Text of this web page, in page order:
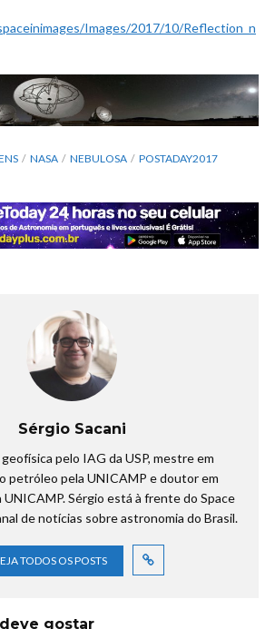
Images/2017/10/Reflection_n
NASA NEBULOSA POSTADAY2017
Sérgio Sacani
pelo IAG da USP, mestre em
petróleo pela UNICAMP e doutor em
UNICAMP. Sérgio está à frente do Space
de notícias sobre astronomia do Brasil.
TODOS OS POSTS
gostar